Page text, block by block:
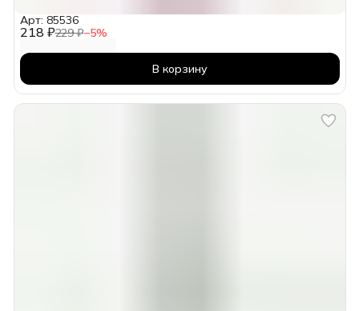
218 ₽229 ₽−5%
Арт: 85536
В корзину